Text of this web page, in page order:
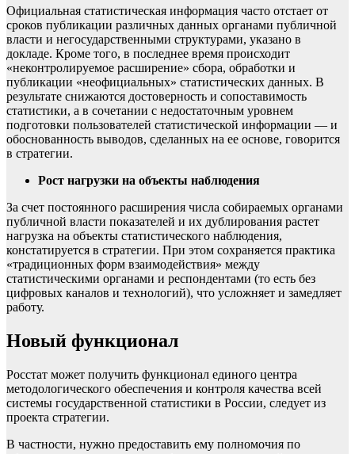
Официальная статистическая информация часто отстает от
сроков публикации различных данных органами публичной
власти и негосударственными структурами, указано в
докладе. Кроме того, в последнее время происходит
«неконтролируемое расширение» сбора, обработки и
публикации «неофициальных» статистических данных. В
результате снижаются достоверность и сопоставимость
статистики, а в сочетании с недостаточным уровнем
подготовки пользователей статистической информации — и
обоснованность выводов, сделанных на ее основе, говорится
в стратегии.
Рост нагрузки на объекты наблюдения
За счет постоянного расширения числа собираемых органами
публичной власти показателей и их дублирования растет
нагрузка на объекты статистического наблюдения,
констатируется в стратегии. При этом сохраняется практика
«традиционных форм взаимодействия» между
статистическими органами и респондентами (то есть без
цифровых каналов и технологий), что усложняет и замедляет
работу.
Новый функционал
Росстат может получить функционал единого центра
методологического обеспечения и контроля качества всей
системы государственной статистики в России, следует из
проекта стратегии.
В частности, нужно предоставить ему полномочия по